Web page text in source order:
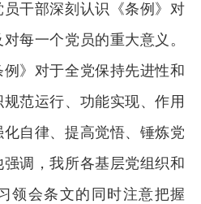
干部深刻认识《条例》对
每一个党员的重大意义。
》对于全党保持先进性和
范运行、功能实现、作用
自律、提高觉悟、锤炼党
调，我所各基层党组织和
领会条文的同时注意把握